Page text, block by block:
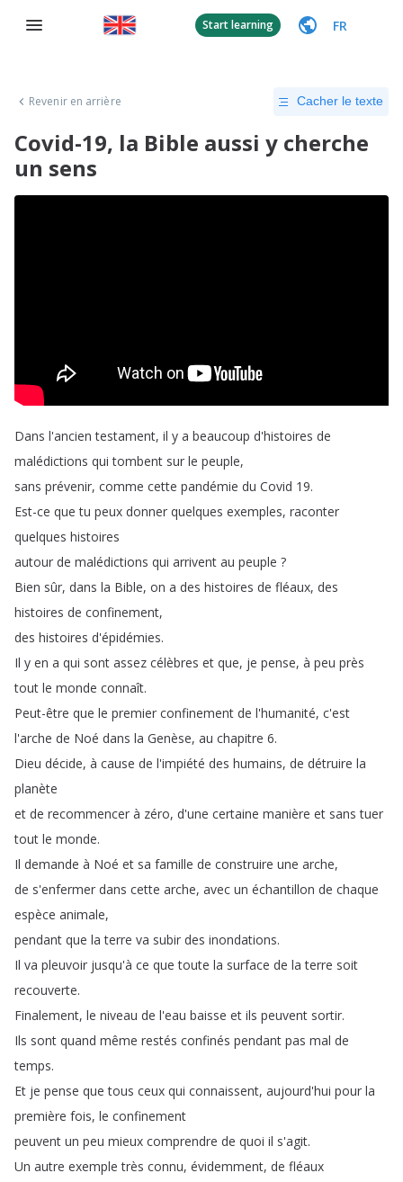
Start learning FR
Revenir en arrière Cacher le texte
Covid-19, la Bible aussi y cherche
un sens
Dans l'ancien testament, il y a beaucoup d'histoires de
malédictions qui tombent sur le peuple,
sans prévenir, comme cette pandémie du Covid 19.
Est-ce que tu peux donner quelques exemples, raconter
quelques histoires
autour de malédictions qui arrivent au peuple ?
Bien sûr, dans la Bible, on a des histoires de fléaux, des
histoires de confinement,
des histoires d'épidémies.
Il y en a qui sont assez célèbres et que, je pense, à peu près
tout le monde connaît.
Peut-être que le premier confinement de l'humanité, c'est
l'arche de Noé dans la Genèse, au chapitre 6.
Dieu décide, à cause de l'impiété des humains, de détruire la
planète
et de recommencer à zéro, d'une certaine manière et sans tuer
tout le monde.
Il demande à Noé et sa famille de construire une arche,
de s'enfermer dans cette arche, avec un échantillon de chaque
espèce animale,
pendant que la terre va subir des inondations.
Il va pleuvoir jusqu'à ce que toute la surface de la terre soit
recouverte.
Finalement, le niveau de l'eau baisse et ils peuvent sortir.
Ils sont quand même restés confinés pendant pas mal de
temps.
Et je pense que tous ceux qui connaissent, aujourd'hui pour la
première fois, le confinement
peuvent un peu mieux comprendre de quoi il s'agit.
Un autre exemple très connu, évidemment, de fléaux